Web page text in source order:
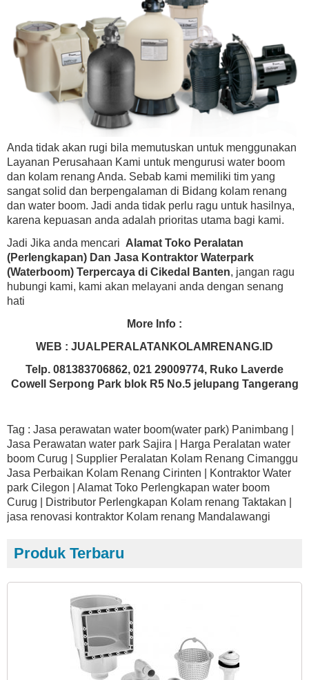
Anda tidak akan rugi bila memutuskan untuk menggunakan
Layanan Perusahaan Kami untuk mengurusi water boom
dan kolam renang Anda. Sebab kami memiliki tim yang
sangat solid dan berpengalaman di Bidang kolam renang
dan water boom. Jadi anda tidak perlu ragu untuk hasilnya,
karena kepuasan anda adalah prioritas utama bagi kami.
Jadi Jika anda mencari Alamat Toko Peralatan
(Perlengkapan) Dan Jasa Kontraktor Waterpark
(Waterboom) Terpercaya di Cikedal Banten, jangan ragu
hubungi kami, kami akan melayani anda dengan senang
hati
More Info :
WEB : JUALPERALATANKOLAMRENANG.ID
Telp. 081383706862, 021 29009774, Ruko Laverde
Cowell Serpong Park blok R5 No.5 jelupang Tangerang
Tag : Jasa perawatan water boom(water park) Panimbang |
Jasa Perawatan water park Sajira | Harga Peralatan water
boom Curug | Supplier Peralatan Kolam Renang Cimanggu
Jasa Perbaikan Kolam Renang Cirinten | Kontraktor Water
park Cilegon | Alamat Toko Perlengkapan water boom
Curug | Distributor Perlengkapan Kolam renang Taktakan |
jasa renovasi kontraktor Kolam renang Mandalawangi
Produk Terbaru